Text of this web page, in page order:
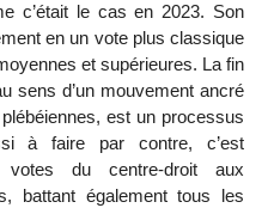
c’était le cas en 2023. Son
en un vote plus classique
et supérieures. La fin
sens d’un mouvement ancré
est un processus
à faire par contre, c’est
votes du centre-droit aux
battant également tous les